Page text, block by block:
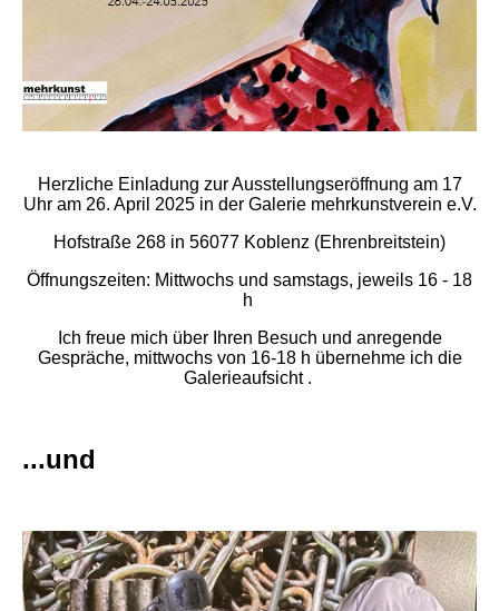
Herzliche Einladung zur Ausstellungseröffnung am 17
Uhr am 26. April 2025 in der Galerie mehrkunstverein e.V.
Hofstraße 268 in 56077 Koblenz (Ehrenbreitstein)
Öffnungszeiten: Mittwochs und samstags, jeweils 16 - 18
h
Ich freue mich über Ihren Besuch und anregende
Gespräche, mittwochs von 16-18 h übernehme ich die
Galerieaufsicht .
...und